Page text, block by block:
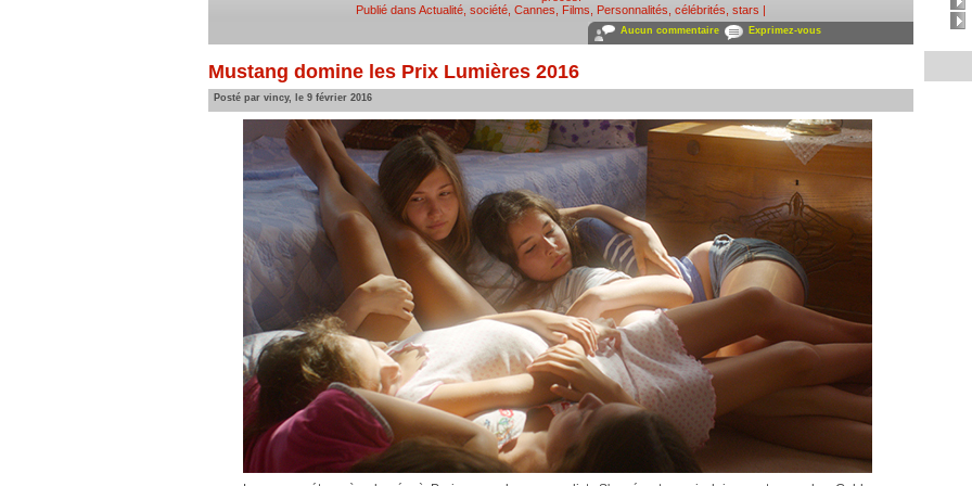
Publié dans Actualité, société Cannes Films Personnalités, célébrités, stars |
Aucun commentaire Exprimez-vous
Mustang domine les Prix Lumières 2016
Posté par vincy, le 9 février 2016